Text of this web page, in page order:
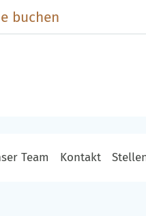
buchen
Team Kontakt